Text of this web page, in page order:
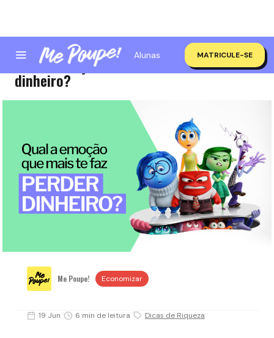
Alunas MATRICULE-SE
Qual a emoção que mais te faz perder
dinheiro?
Me Poupe! Economizar
19 Jun 6 min de leitura Dicas de Riqueza